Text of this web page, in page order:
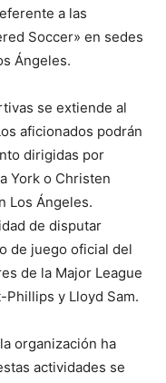
a las
Soccer» en sedes
Ángeles.
se extiende al
aficionados podrán
dirigidas por
York o Christen
Los Ángeles.
de disputar
de juego oficial del
de la Major League
Phillips y Lloyd Sam.
organización ha
actividades se